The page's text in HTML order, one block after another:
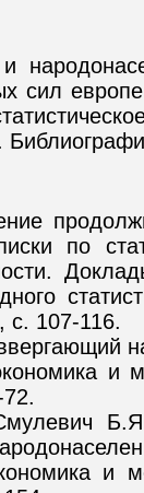
сил
по
с. 107-116.
и
и